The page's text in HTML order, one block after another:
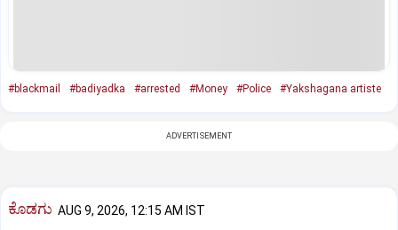
#blackmail #badiyadka #arrested #Money #Police #Yakshagana artiste
ADVERTISEMENT
ಕೊಡಗು AUG 9, 2026, 12:15 AM IST